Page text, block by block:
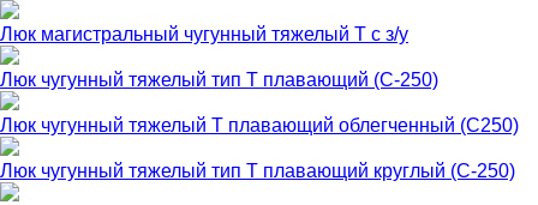
Люк магистральный чугунный тяжелый Т с з/у
Люк чугунный тяжелый тип Т плавающий (С-250)
Люк чугунный тяжелый Т плавающий облегченный (С250)
Люк чугунный тяжелый тип Т плавающий круглый (С-250)